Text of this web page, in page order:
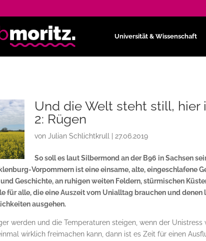
Universität & Wissenschaft
Und die Welt steht still, hier
2: Rügen
vonJulian Schlichtkrull 27.06.2019
So soll es laut Silbermond an der B96 in Sachsen
Vorpommern ist eine einsame, alte, eingeschlafene
Geschichte, an ruhigen weiten Feldern, stürmischen
für alle, die eine Auszeit vom Unialltag brauchen und denen
ausgehen.
werden und die Temperaturen steigen, wenn der
wirklich freimachen kann, dann ist es Zeit für einen